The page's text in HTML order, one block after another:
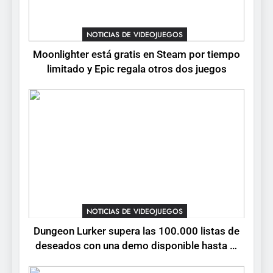
Moonlighter está gratis en
Epic regala otros dos juegos
NOTICIAS DE VIDEOJUEGOS
está disponible, y es el único
RO F2P-friendly de la saga
NOTICIAS DE VIDEOJUEGOS
NOTICIAS DE VIDEOJUEGOS
Moonlighter está gratis en Steam por tiempo
limitado y Epic regala otros dos juegos
NOTICIAS DE VIDEOJUEGOS
Dungeon Lurker supera las 100.000 listas de
deseados con una demo disponible hasta el